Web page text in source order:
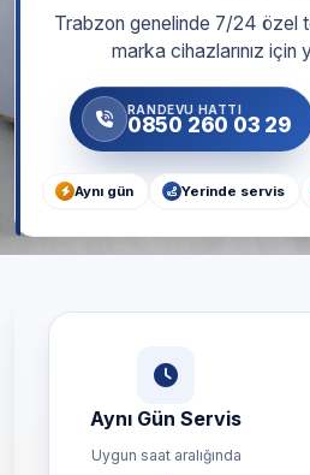
Trabzon genelinde 7/24 özel
marka cihazlarınız için
RANDEVU HATTI
0850 260 03 29
Aynı gün Yerinde servis
Aynı Gün Servis
Uygun saat aralığında